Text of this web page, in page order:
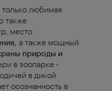
любимая
также
место
а также мощный
природы и
в зоопарке -
в дикой
осознанность в